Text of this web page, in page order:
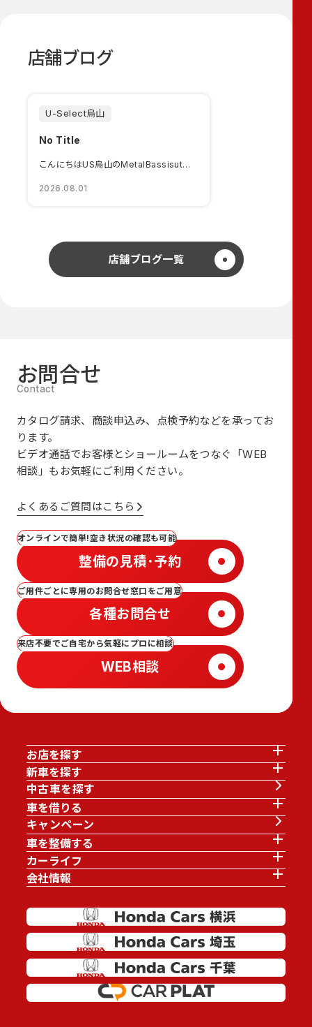
店舗ブログ
U-Select烏山
2026.08.01
No Title
こんにちはUS烏山のMetalBassisutです🤘いつも当店のブログをご覧頂きあり...
店舗ブログ一覧
お問合せ
カタログ請求、商談申込み、点検予約などを承ってお
ります。
ビデオ通話でお客様とショールームをつなぐ
「WEB
相談」も お気軽にご利用ください。
よくあるご質問はこちら
オンラインで簡単!空き状況の確認も可能
整備の見積･予約
ご用件ごとに専用のお問合せ窓口をご用意
各種お問合せ
来店不要でご自宅から気軽にプロに相談
WEB相談
お店を探す
新車を探す
中古車を探す
車を借りる
キャンペーン
車を整備する
カーライフ
会社情報